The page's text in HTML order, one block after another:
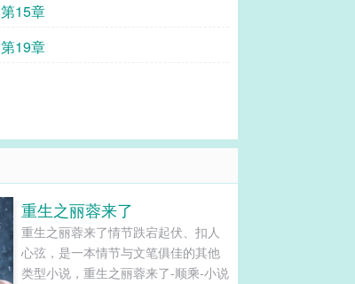
第15章
第19章
重生之丽蓉来了
重生之丽蓉来了情节跌宕起伏、扣人
心弦，是一本情节与文笔俱佳的其他
类型小说，重生之丽蓉来了-顺乘-小说